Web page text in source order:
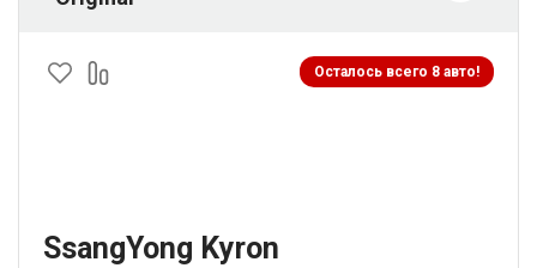
Осталось всего 8 авто!
SsangYong Kyron